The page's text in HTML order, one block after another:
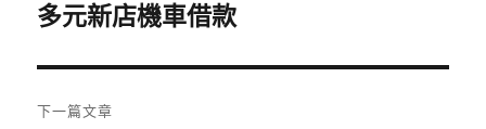
導
覽
一
文
章:
多元新店機車借款
下一篇文章